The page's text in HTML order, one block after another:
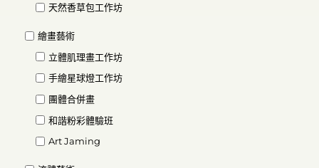
天然香草包工作坊
繪畫藝術
立體肌理畫工作坊
手繪星球燈工作坊
團體合併畫
和諧粉彩體驗班
Art Jaming